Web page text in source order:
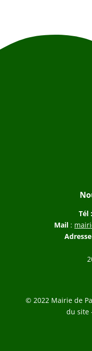
Tél :
Mail :
© 2022 Mairie de
du site